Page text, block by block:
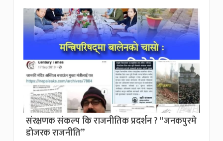
संरक्षणक संकल्प कि राजनीतिक प्रदर्शन ? “जनकपुरमे
डोजरक राजनीति”